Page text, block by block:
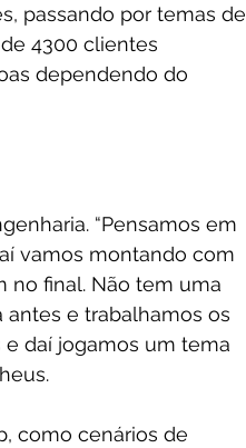
passando por temas de
4300 clientes
dependendo do
“Pensamos em
vamos montando com
no final. Não tem uma
e trabalhamos os
daí jogamos um tema
como cenários de